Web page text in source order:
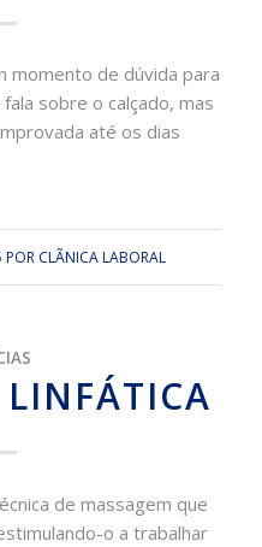
momento de dúvida para
sobre o calçado, mas
até os dias
POR CLÃ­NICA LABORAL
de massagem que
o a trabalhar